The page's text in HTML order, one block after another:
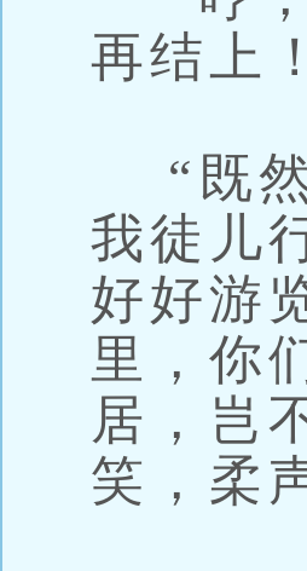
再结上
“既然
我徒儿
好好游
里，你
居，岂
笑，柔